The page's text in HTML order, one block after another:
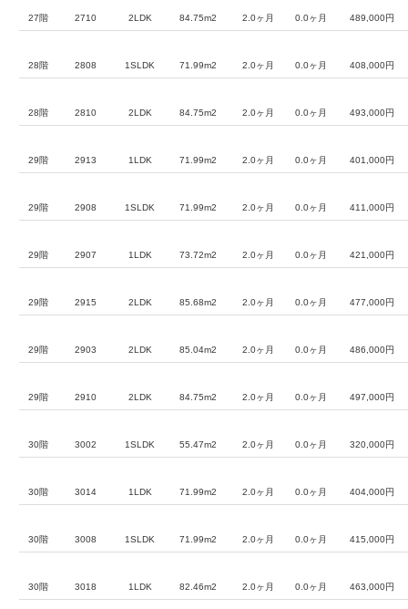
27階 2710 2LDK 84.75m2 2.0ヶ月 0.0ヶ月 489,000円
28階 2808 1SLDK 71.99m2 2.0ヶ月 0.0ヶ月 408,000円
28階 2810 2LDK 84.75m2 2.0ヶ月 0.0ヶ月 493,000円
29階 2913 1LDK 71.99m2 2.0ヶ月 0.0ヶ月 401,000円
29階 2908 1SLDK 71.99m2 2.0ヶ月 0.0ヶ月 411,000円
29階 2907 1LDK 73.72m2 2.0ヶ月 0.0ヶ月 421,000円
29階 2915 2LDK 85.68m2 2.0ヶ月 0.0ヶ月 477,000円
29階 2903 2LDK 85.04m2 2.0ヶ月 0.0ヶ月 486,000円
29階 2910 2LDK 84.75m2 2.0ヶ月 0.0ヶ月 497,000円
30階 3002 1SLDK 55.47m2 2.0ヶ月 0.0ヶ月 320,000円
30階 3014 1LDK 71.99m2 2.0ヶ月 0.0ヶ月 404,000円
30階 3008 1SLDK 71.99m2 2.0ヶ月 0.0ヶ月 415,000円
30階 3018 1LDK 82.46m2 2.0ヶ月 0.0ヶ月 463,000円